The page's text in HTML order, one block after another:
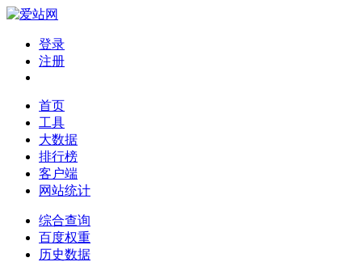
登录
注册
首页
工具
大数据
排行榜
客户端
网站统计
综合查询
百度权重
历史数据